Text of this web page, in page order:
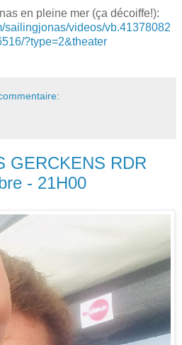
en pleine mer (ça décoiffe!):
sailingjonas/videos/vb.41378082
?type=2&theater
GERCKENS RDR
- 21H00